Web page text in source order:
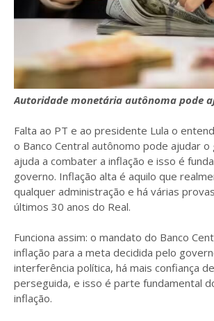
Autoridade monetária autônoma pode
Falta ao PT e ao presidente Lula o
o Banco Central autônomo pode ajudar o
ajuda a combater a inflação e isso é
governo. Inflação alta é aquilo que
qualquer administração e há várias
últimos 30 anos do Real.
Funciona assim: o mandato do Banco
inflação para a meta decidida pelo
interferência política, há mais confiança
perseguida, e isso é parte fundamental
inflação.